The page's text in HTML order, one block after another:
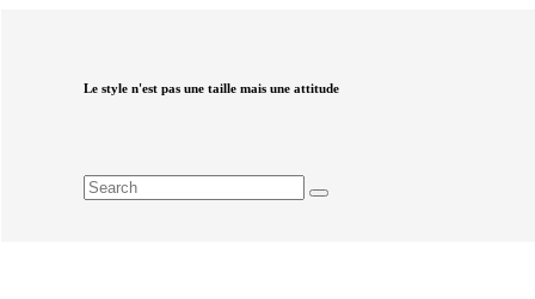
Le style n'est pas une taille mais une attitude